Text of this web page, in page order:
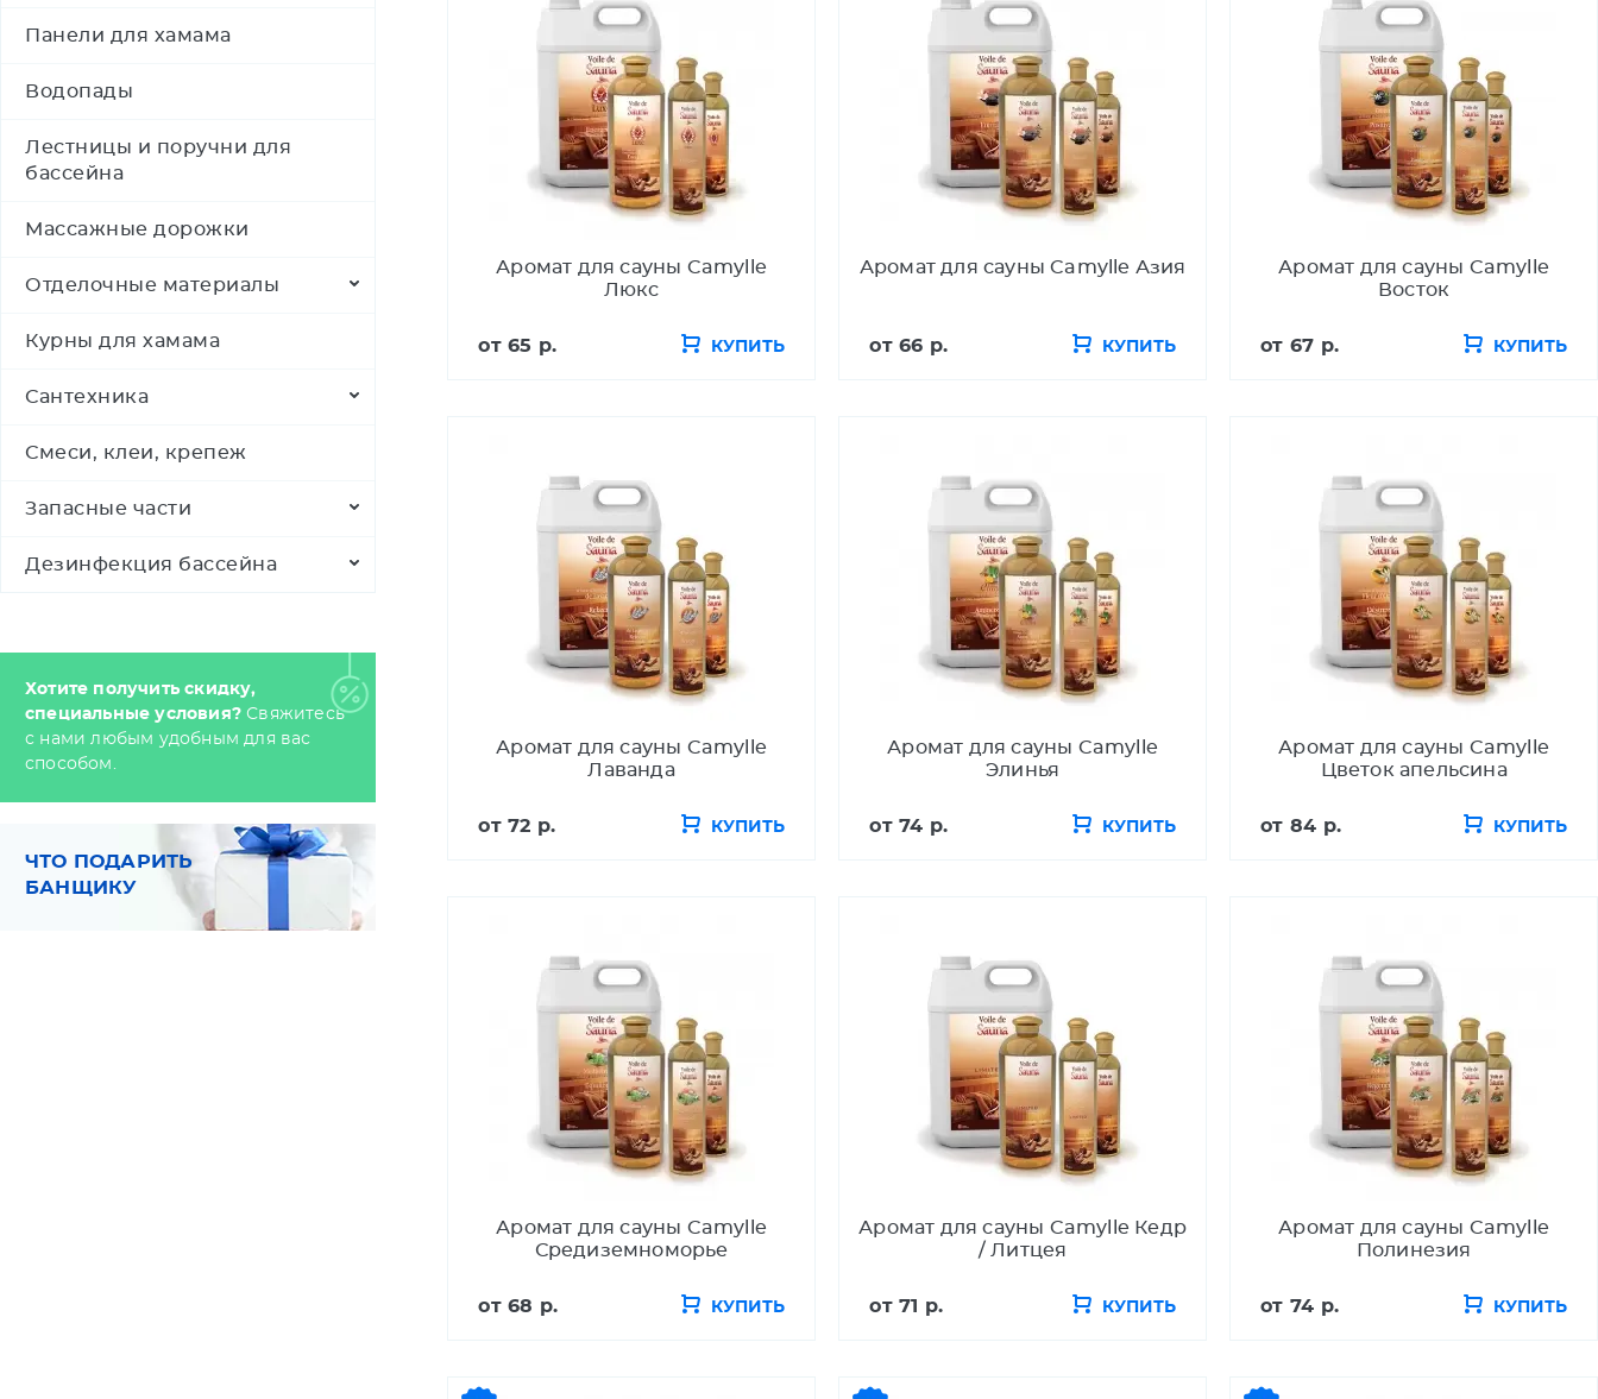
Аромат для сауны Camylle
Люкс
от 65 р. КУПИТЬ
Аромат для сауны Camylle Азия
от 66 р. КУПИТЬ
Аромат для сауны Camylle
Восток
от 67 р. КУПИТЬ
Аромат для сауны Camylle
Лаванда
от 72 р. КУПИТЬ
Аромат для сауны Camylle
Элинья
от 74 р. КУПИТЬ
Аромат для сауны Camylle
Цветок апельсина
от 84 р. КУПИТЬ
Аромат для сауны Camylle
Средиземноморье
от 68 р. КУПИТЬ
Аромат для сауны Camylle Кедр
/ Литцея
от 71 р. КУПИТЬ
Аромат для сауны Camylle
Полинезия
от 74 р. КУПИТЬ
Панели для хамама
Водопады
Лестницы и поручни для
бассейна
Массажные дорожки
Отделочные материалы
Курны для хамама
Сантехника
Смеси, клеи, крепеж
Запасные части
Дезинфекция бассейна
Хотите получить скидку,
специальные условия? Свяжитесь
с нами любым удобным для вас
способом.
ЧТО ПОДАРИТЬ
БАНЩИКУ